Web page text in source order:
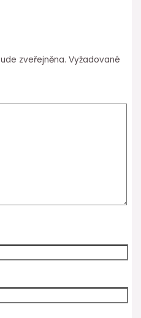
zveřejněna. Vyžadované